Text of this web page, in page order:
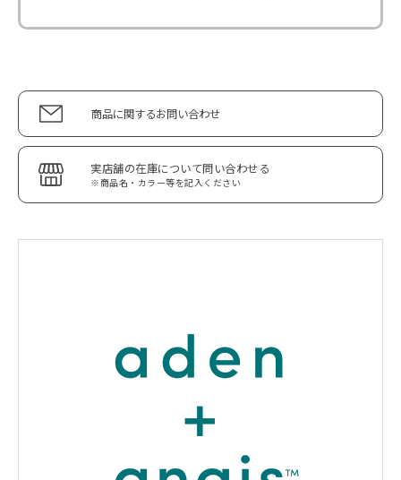
商品に関するお問い合わせ
実店舗の在庫について問い合わせる
※商品名・カラー等を記入ください